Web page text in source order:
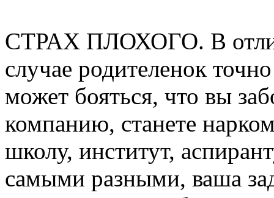
СТРАХ ПЛОХОГО. В
случае родителенок
может бояться, что вы
компанию, станете
школу, институт,
самыми разными, ваша